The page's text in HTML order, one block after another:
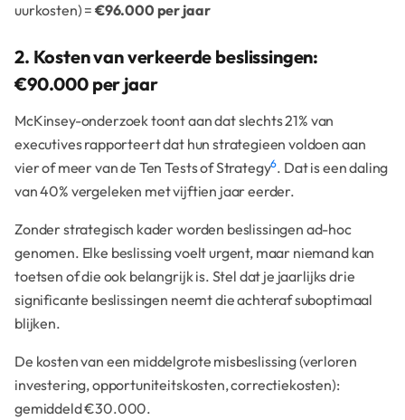
uurkosten) = €96.000 per jaar
2. Kosten van verkeerde beslissingen:
€90.000 per jaar
McKinsey-onderzoek toont aan dat slechts 21% van
executives rapporteert dat hun strategieen voldoen aan
vier of meer van de Ten Tests of Strategy6. Dat is een daling
van 40% vergeleken met vijftien jaar eerder.
Zonder strategisch kader worden beslissingen ad-hoc
genomen. Elke beslissing voelt urgent, maar niemand kan
toetsen of die ook belangrijk is. Stel dat je jaarlijks drie
significante beslissingen neemt die achteraf suboptimaal
blijken.
De kosten van een middelgrote misbeslissing (verloren
investering, opportuniteitskosten, correctiekosten):
gemiddeld €30.000.